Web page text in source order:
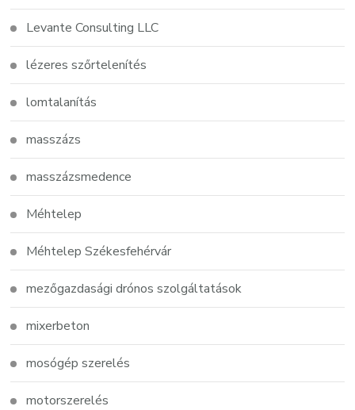
Levante Consulting LLC
lézeres szőrtelenítés
lomtalanítás
masszázs
masszázsmedence
Méhtelep
Méhtelep Székesfehérvár
mezőgazdasági drónos szolgáltatások
mixerbeton
mosógép szerelés
motorszerelés